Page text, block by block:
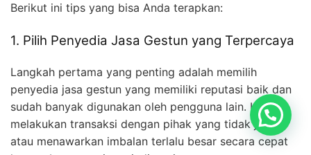
Berikut ini tips yang bisa Anda terapkan:
1. Pilih Penyedia Jasa Gestun yang Terpercaya
Langkah pertama yang penting adalah memilih
penyedia jasa gestun yang memiliki reputasi baik dan
sudah banyak digunakan oleh pengguna lain. Hindari
melakukan transaksi dengan pihak yang tidak jelas
atau menawarkan imbalan terlalu besar secara cepat